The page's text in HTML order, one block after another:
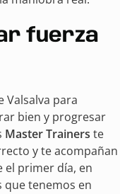
fuerza
Valsalva para
bien y progresar
Master Trainers te
y te acompañan
el primer día, en
que tenemos en